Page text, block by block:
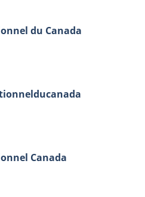
du Canada
Canada